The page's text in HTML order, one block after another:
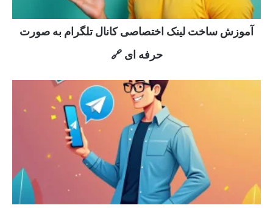
آموزش ساخت لینک اختصاصی کانال تلگرام به صورت
حرفه ای 🔗